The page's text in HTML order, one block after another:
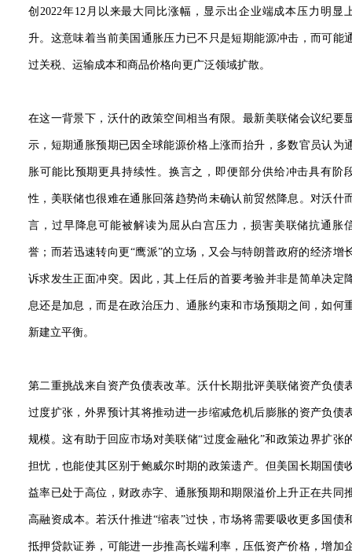
创2022年12月以来最大同比涨幅，显示出企业端成本压力明显
升。这意味着当前美国通胀压力已不只是短期能源冲击，而可能
过关税、运输成本和商品价格向更广泛领域扩散。
在这一背景下，沃什的政策空间相当有限。最新美联储会议纪要
示，短期通胀预期已因全球能源价格上涨而抬升，多数官员认为
胀可能比预期更具持续性。换言之，即便部分供给冲击具有阶
性，美联储也很难在通胀回落趋势尚未确认前贸然降息。对沃什
言，过早降息可能被解读为屈从白宫压力，损害美联储抗通胀
誉；而若迅速转向更“鹰派”的立场，又会与特朗普政府的经济增
诉求发生正面冲突。因此，其上任后的首要考验并非是简单决定
息还是加息，而是在政治压力、通胀约束和市场预期之间，如何
新建立平衡。
第二重挑战来自资产负债表改革。沃什长期批评美联储资产负债
过度扩张，外界预计其将推动进一步缩减危机后膨胀的资产负债
规模。这有助于回应市场对美联储“过度金融化”和政策边界扩张
担忧，也能使其区别于鲍威尔时期的政策遗产。但美国长期国债
益率已处于高位，财政赤字、通胀预期和期限溢价上升正在共同
高融资成本。若沃什推进“缩表”过快，市场将需要吸收更多国债
抵押贷款证券，可能进一步推高长端利率，压低资产价格，增加